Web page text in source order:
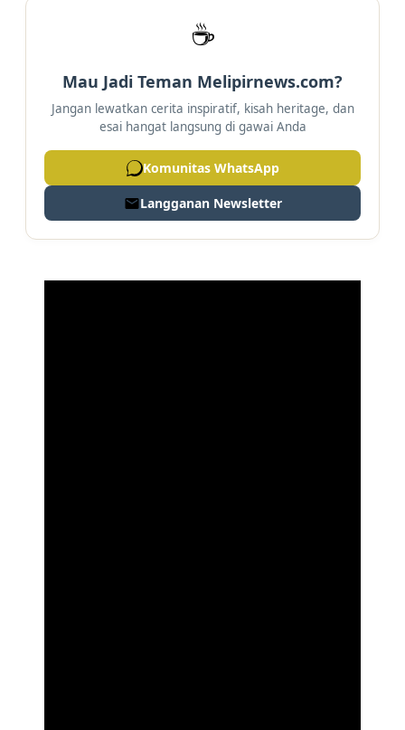
☕
Mau Jadi Teman Melipirnews.com?
Jangan lewatkan cerita inspiratif, kisah heritage, dan
esai hangat langsung di gawai Anda
Komunitas WhatsApp
Langganan Newsletter